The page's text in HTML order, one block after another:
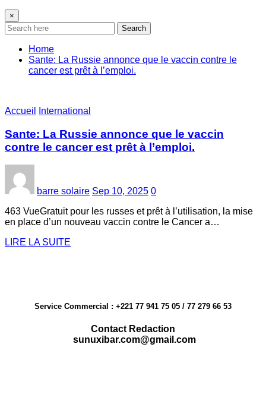
×
Search
Home
‎Sante: La Russie annonce que le vaccin contre le
cancer est prêt à l’emploi.
Accueil International
‎Sante: La Russie annonce que le vaccin
contre le cancer est prêt à l’emploi.
barre solaire Sep 10, 2025 0
463 VueGratuit pour les russes et prêt à l’utilisation, la mise
en place d’un nouveau vaccin contre le Cancer a…
LIRE LA SUITE
Service Commercial : +221 77 941 75 05 / 77 279 66 53
Contact Redaction
sunuxibar.com@gmail.com